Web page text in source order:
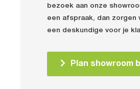
bezoek aan onze
een afspraak, dan zorgen
een deskundige voor je
Plan showroom